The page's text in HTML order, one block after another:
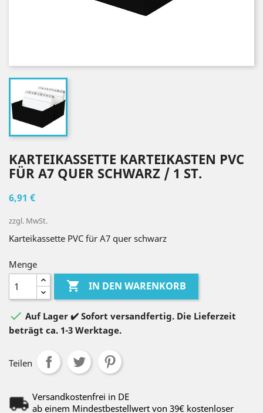
KARTEIKASSETTE KARTEIKASTEN PVC
FÜR A7 QUER SCHWARZ / 1 ST.
6,91 €
zzgl. MwSt.
Karteikassette PVC für A7 quer schwarz
Menge
 IN DEN WARENKORB
 Auf Lager ✔️ Sofort versandfertig. Die Lieferzeit
beträgt ca. 1-3 Werktage.
Teilen
Versandkostenfrei in DE
ab einem Mindestbestellwert von 39€ kostenloser